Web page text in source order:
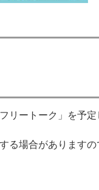
リートーク」を予定
る場合がありますの